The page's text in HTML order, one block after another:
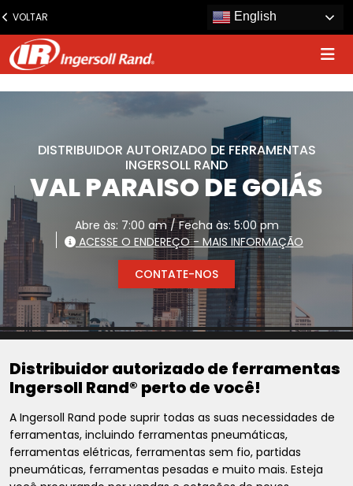
www.ingersollrand.com
Jump
content
VOLTAR English
DISTRIBUIDOR AUTORIZADO DE FERRAMENTAS
INGERSOLL RAND
VAL PARAISO DE GOIÁS
Abre às: 7:00 am / Fecha às: 5:00 pm
ACESSE O ENDEREÇO - MAIS INFORMAÇÃO
CONTATE-NOS
Distribuidor autorizado de ferramentas
Ingersoll Rand® perto de você!
A Ingersoll Rand pode suprir todas as suas necessidades de
ferramentas, incluindo ferramentas pneumáticas,
ferramentas elétricas, ferramentas sem fio, partidas
pneumáticas, ferramentas pesadas e muito mais. Esteja